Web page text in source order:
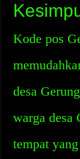
Kode pos
desa
warga desa
tempat